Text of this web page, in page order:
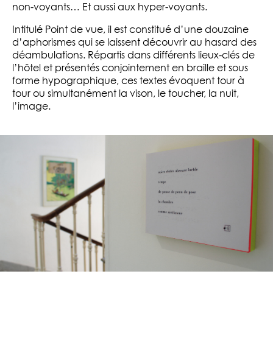
non-voyants… Et aussi aux hyper-voyants.
Intitulé Point de vue, il est constitué d’une douzaine
d’aphorismes qui se laissent découvrir au hasard des
déambulations. Répartis dans différents lieux-clés de
l’hôtel et présentés conjointement en braille et sous
forme hypographique, ces textes évoquent tour à
tour ou simultanément la vison, le toucher, la nuit,
l’image.